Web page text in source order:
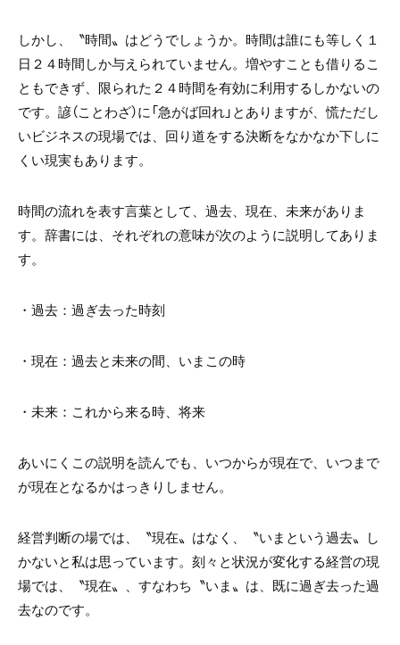
しかし、〝時間〟はどうでしょうか。時間は誰にも等しく１
日２４時間しか与えられていません。増やすことも借りるこ
ともできず、限られた２４時間を有効に利用するしかないの
です。諺（ことわざ）に「急がば回れ」とありますが、慌ただし
いビジネスの現場では、回り道をする決断をなかなか下しに
くい現実もあります。
時間の流れを表す言葉として、過去、現在、未来がありま
す。辞書には、それぞれの意味が次のように説明してありま
す。
・過去：過ぎ去った時刻
・現在：過去と未来の間、いまこの時
・未来：これから来る時、将来
あいにくこの説明を読んでも、いつからが現在で、いつまで
が現在となるかはっきりしません。
経営判断の場では、〝現在〟はなく、〝いまという過去〟し
かないと私は思っています。刻々と状況が変化する経営の現
場では、〝現在〟、すなわち〝いま〟は、既に過ぎ去った過
去なのです。